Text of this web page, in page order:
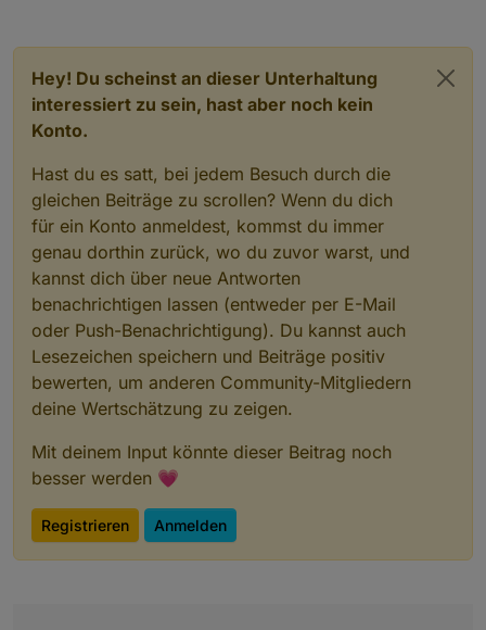
Hey! Du scheinst an dieser Unterhaltung
interessiert zu sein, hast aber noch kein
Konto.
Hast du es satt, bei jedem Besuch durch die
gleichen Beiträge zu scrollen? Wenn du dich
für ein Konto anmeldest, kommst du immer
genau dorthin zurück, wo du zuvor warst, und
kannst dich über neue Antworten
benachrichtigen lassen (entweder per E-Mail
oder Push-Benachrichtigung). Du kannst auch
Lesezeichen speichern und Beiträge positiv
bewerten, um anderen Community-Mitgliedern
deine Wertschätzung zu zeigen.
Mit deinem Input könnte dieser Beitrag noch
besser werden 💗
Registrieren Anmelden